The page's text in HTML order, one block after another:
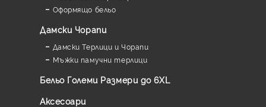
Оформящо бельо
Дамски Чорапи
Дамски Терлици и Чорапи
Мъжки памучни терлици
Бельо Големи Размери до 6XL
Аксесоари